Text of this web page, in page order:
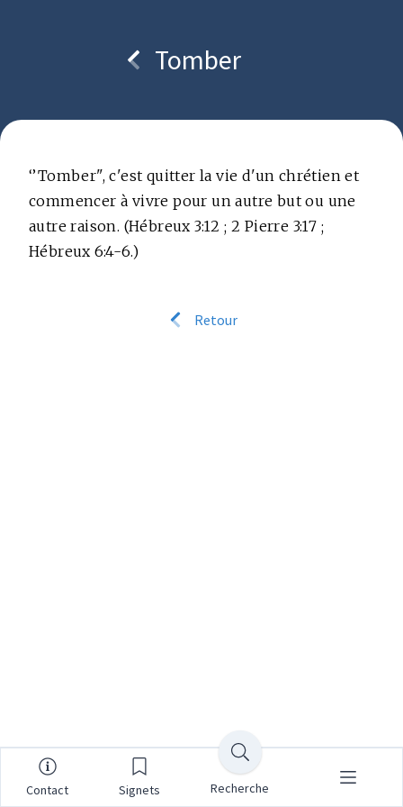
Tomber
‘’Tomber", c'est quitter la vie d'un chrétien et
commencer à vivre pour un autre but ou une
autre raison. (Hébreux 3:12 ; 2 Pierre 3:17 ;
Hébreux 6:4-6.)
Retour
Contact Signets Recherche